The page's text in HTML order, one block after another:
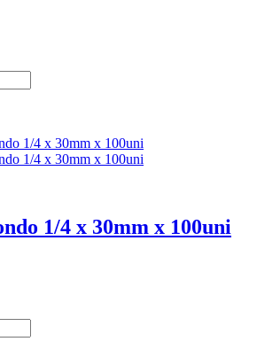
1/4 x 30mm x 100uni